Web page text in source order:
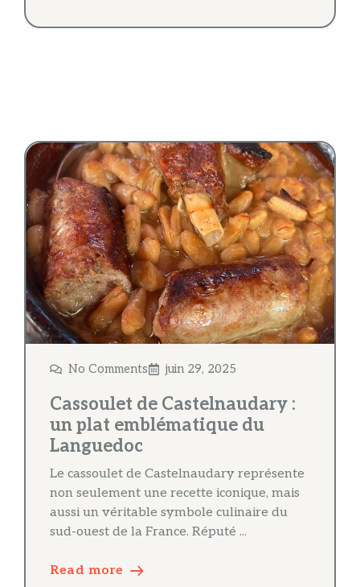
No Comments juin 29, 2025
Cassoulet de Castelnaudary :
un plat emblématique du
Languedoc
Le cassoulet de Castelnaudary représente
non seulement une recette iconique, mais
aussi un véritable symbole culinaire du
sud-ouest de la France. Réputé ...
Read more